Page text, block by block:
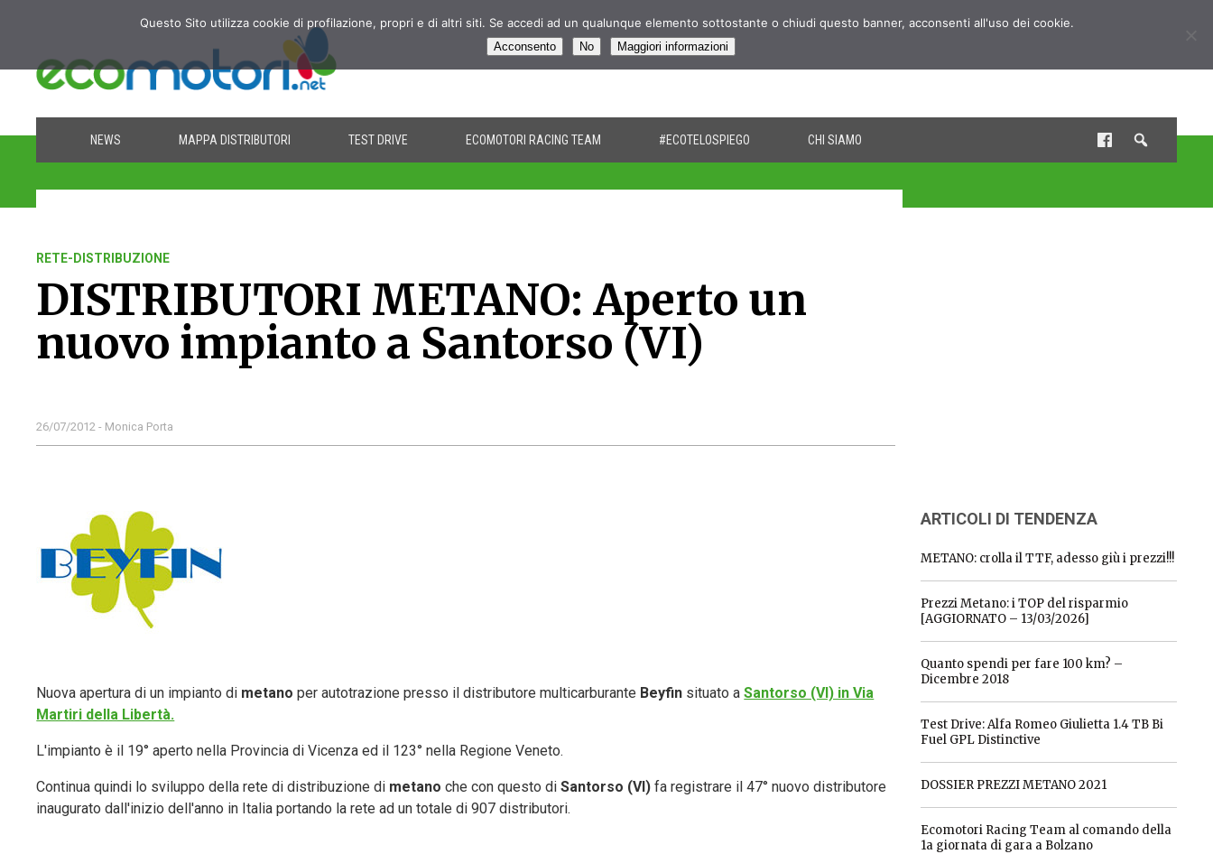
NEWS MAPPA DISTRIBUTORI TEST DRIVE ECOMOTORI RACING TEAM #ECOTELOSPIEGO CHI SIAMO
RETE-DISTRIBUZIONE
DISTRIBUTORI METANO: Aperto un
nuovo impianto a Santorso (VI)
26/07/2012 - Monica Porta
Nuova apertura di un impianto di metano per autotrazione presso il distributore multicarburante Beyfin situato aSantorso (VI) in Via
Martiri della Libertà.
L'impianto è il 19° aperto nella Provincia di Vicenza ed il 123° nella Regione Veneto.
Continua quindi lo sviluppo della rete di distribuzione di metano che con questo diSantorso (VI) fa registrare il 47° nuovo distributore
inaugurato dall'inizio dell'anno in Italia portando la rete ad un totale di 907 distributori.
ARTICOLI DI TENDENZA
METANO: crolla il TTF, adesso giù i prezzi!!!
Prezzi Metano: i TOP del risparmio
[AGGIORNATO – 13/03/2026]
Quanto spendi per fare 100 km? –
Dicembre 2018
Test Drive: Alfa Romeo Giulietta 1.4 TB Bi
Fuel GPL Distinctive
DOSSIER PREZZI METANO 2021
Ecomotori Racing Team al comando della
1a giornata di gara a Bolzano
Questo Sito utilizza cookie di profilazione, propri e di altri siti. Se accedi ad un qualunque elemento sottostante o chiudi questo banner, acconsenti all'uso dei cookie.
Acconsento No Maggiori informazioni